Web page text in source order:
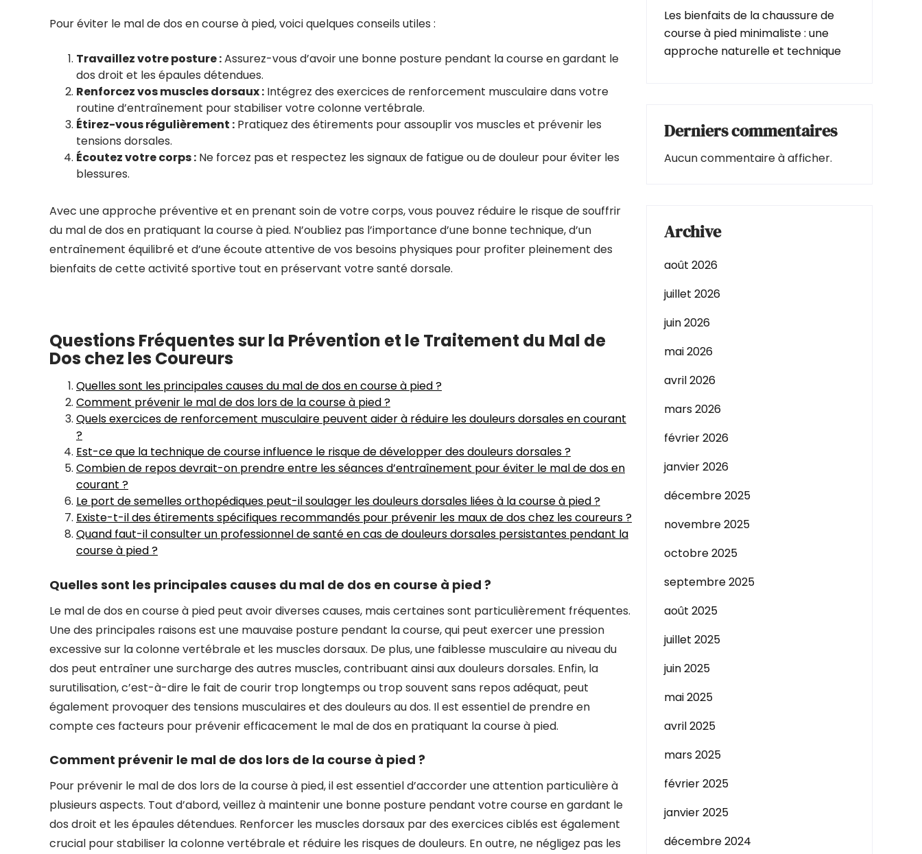
Pour éviter le mal de dos en course à pied, voici quelques conseils utiles :
Travaillez votre posture :Assurez-vous d’avoir une bonne posture pendant la course en gardant le
dos droit et les épaules détendues.
Renforcez vos muscles dorsaux : Intégrez des exercices de renforcement musculaire dans votre
routine d’entraînement pour stabiliser votre colonne vertébrale.
Étirez-vous régulièrement : Pratiquez des étirements pour assouplir vos muscles et prévenir les
tensions dorsales.
Écoutez votre corps : Ne forcez pas et respectez les signaux de fatigue ou de douleur pour éviter les
blessures.
Avec une approche préventive et en prenant soin de votre corps, vous pouvez réduire le risque de souffrir
du mal de dos en pratiquant la course à pied. N’oubliez pas l’importance d’une bonne technique, d’un
entraînement équilibré et d’une écoute attentive de vos besoins physiques pour profiter pleinement des
bienfaits de cette activité sportive tout en préservant votre santé dorsale.
Questions Fréquentes sur la Prévention et le Traitement du Mal de
Dos chez les Coureurs
Quelles sont les principales causes du mal de dos en course à pied ?
Comment prévenir le mal de dos lors de la course à pied ?
Quels exercices de renforcement musculaire peuvent aider à réduire les douleurs dorsales en courant
?
Est-ce que la technique de course influence le risque de développer des douleurs dorsales ?
Combien de repos devrait-on prendre entre les séances d’entraînement pour éviter le mal de dos en
courant ?
Le port de semelles orthopédiques peut-il soulager les douleurs dorsales liées à la course à pied ?
Existe-t-il des étirements spécifiques recommandés pour prévenir les maux de dos chez les coureurs ?
Quand faut-il consulter un professionnel de santé en cas de douleurs dorsales persistantes pendant la
course à pied ?
Quelles sont les principales causes du mal de dos en course à pied ?
Le mal de dos en course à pied peut avoir diverses causes, mais certaines sont particulièrement fréquentes.
Une des principales raisons est une mauvaise posture pendant la course, qui peut exercer une pression
excessive sur la colonne vertébrale et les muscles dorsaux. De plus, une faiblesse musculaire au niveau du
dos peut entraîner une surcharge des autres muscles, contribuant ainsi aux douleurs dorsales. Enfin, la
surutilisation, c’est-à-dire le fait de courir trop longtemps ou trop souvent sans repos adéquat, peut
également provoquer des tensions musculaires et des douleurs au dos. Il est essentiel de prendre en
compte ces facteurs pour prévenir efficacement le mal de dos en pratiquant la course à pied.
Comment prévenir le mal de dos lors de la course à pied ?
Pour prévenir le mal de dos lors de la course à pied, il est essentiel d’accorder une attention particulière à
plusieurs aspects. Tout d’abord, veillez à maintenir une bonne posture pendant votre course en gardant le
dos droit et les épaules détendues. Renforcer les muscles dorsaux par des exercices ciblés est également
crucial pour stabiliser la colonne vertébrale et réduire les risques de douleurs. En outre, ne négligez pas les
Les bienfaits de la chaussure de
course à pied minimaliste : une
approche naturelle et technique
Derniers commentaires
Aucun commentaire à afficher.
Archive
août 2026
juillet 2026
juin 2026
mai 2026
avril 2026
mars 2026
février 2026
janvier 2026
décembre 2025
novembre 2025
octobre 2025
septembre 2025
août 2025
juillet 2025
juin 2025
mai 2025
avril 2025
mars 2025
février 2025
janvier 2025
décembre 2024